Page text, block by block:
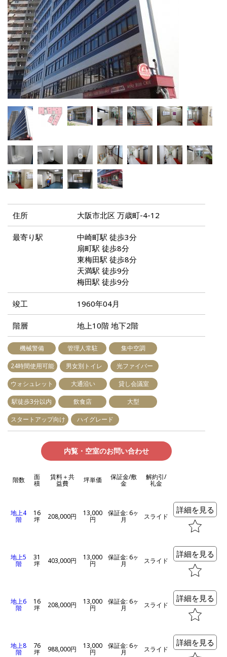
住所 大阪市北区 万歳町-4-12
最寄り駅
中崎町駅 徒歩3分
扇町駅 徒歩8分
東梅田駅 徒歩8分
天満駅 徒歩9分
梅田駅 徒歩9分
竣工 1960年04月
階層 地上10階 地下2階
機械警備 管理人常駐 集中空調
24時間使用可能 男女別トイレ 光ファイバー
ウォシュレット 大通沿い 貸し会議室
駅徒歩3分以内 飲食店 大型
スタートアップ向け ハイグレード
内覧・空室のお問い合わせ
階数 面
積
賃料＋共
益費 坪単価 保証金/敷
金
解約引/
礼金
地上4
階
16
坪 208,000円 13,000
円
保証金: 6ヶ
月 スライド
詳細を見る
地上5
階
31
坪 403,000円 13,000
円
保証金: 6ヶ
月 スライド
詳細を見る
地上6
階
16
坪 208,000円 13,000
円
保証金: 6ヶ
月 スライド
詳細を見る
地上8
階
76
坪 988,000円 13,000
円
保証金: 6ヶ
月 スライド
詳細を見る